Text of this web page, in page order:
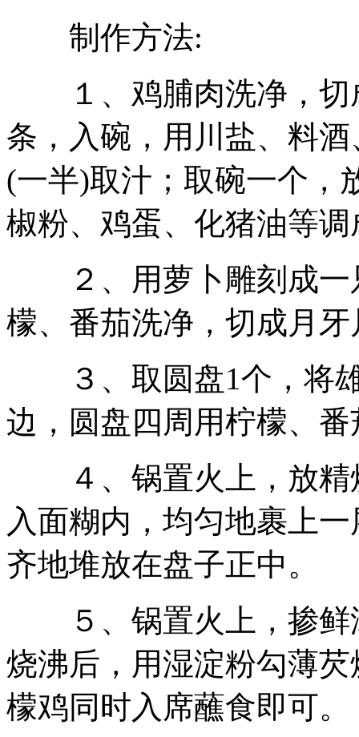
制作方法:
１、鸡脯肉洗净，切
条，入碗，用川盐、料
(一半)取汁；取碗一个，
椒粉、鸡蛋、化猪油等
２、用萝卜雕刻成一
檬、番茄洗净，切成月牙
３、取圆盘1个，将雄
边，圆盘四周用柠檬、
４、锅置火上，放精
入面糊内，均匀地裹上
齐地堆放在盘子正中。
５、锅置火上，掺鲜
烧沸后，用湿淀粉勾薄
檬鸡同时入席蘸食即可。